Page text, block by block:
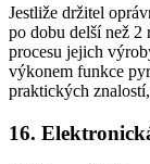
Jestliže držitel
po dobu delší než
procesu jejich
výkonem funkce
praktických
16.